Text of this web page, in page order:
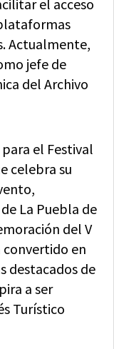
el acceso
Actualmente,
jefe de
del Archivo
el Festival
celebra su
La Puebla de
del V
convertido en
destacados de
a ser
Turístico